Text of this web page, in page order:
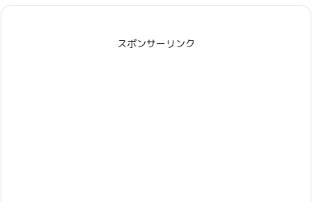
スポンサーリンク